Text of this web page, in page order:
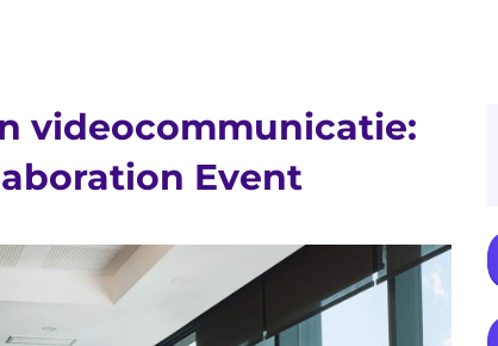
videocommunicatie:
Event